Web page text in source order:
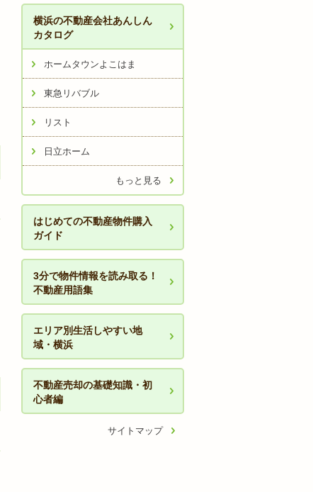
横浜の不動産会社あんしん
カタログ
ホームタウンよこはま
東急リバブル
リスト
日立ホーム
もっと見る
はじめての不動産物件購入
ガイド
3分で物件情報を読み取る！
不動産用語集
エリア別生活しやすい地
域・横浜
不動産売却の基礎知識・初
心者編
サイトマップ